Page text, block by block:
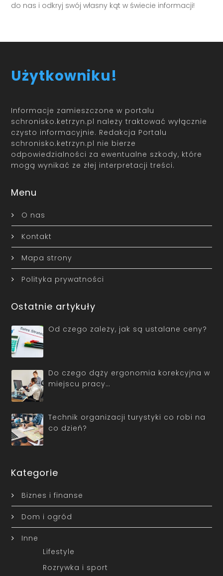
do nas i odkryj swój własny kąt w świecie informacji!
Użytkowniku!
Informacje zamieszczone w portalu
schronisko.ketrzyn.pl należy traktować wyłącznie
czysto informacyjnie. Redakcja Portalu
schronisko.ketrzyn.pl nie bierze
odpowiedzialności za ewentualne szkody, które
mogą wynikać ze złej interpretacji treści.
Menu
O nas
Kontakt
Mapa strony
Polityka prywatności
Ostatnie artykuły
Od czego zależy, jak są ustalane ceny?
Do czego dąży ergonomia korekcyjna w
miejscu pracy…
Technik organizacji turystyki co robi na
co dzień?
Kategorie
Biznes i finanse
Dom i ogród
Inne
Lifestyle
Rozrywka i sport